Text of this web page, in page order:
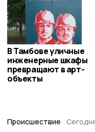
В Тамбове уличные
инженерные шкафы
превращают в арт-
объекты
Происшествие